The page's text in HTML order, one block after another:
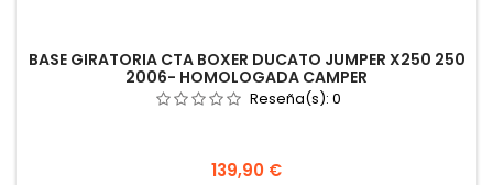
BASE GIRATORIA CTA BOXER DUCATO JUMPER X250 250
2006- HOMOLOGADA CAMPER
Reseña(s): 0
Precio
139,90 €